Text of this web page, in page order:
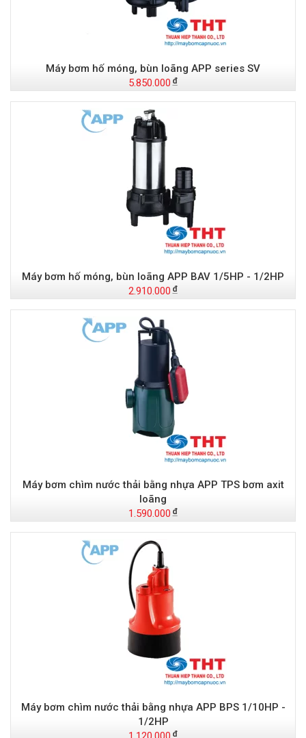
Máy bơm hố móng, bùn loãng APP series SV
5.850.000
Máy bơm hố móng, bùn loãng APP BAV 1/5HP - 1/2HP
2.910.000
Máy bơm chìm nước thải bằng nhựa APP TPS bơm axit
loãng
1.590.000
Máy bơm chìm nước thải bằng nhựa APP BPS 1/10HP -
1/2HP